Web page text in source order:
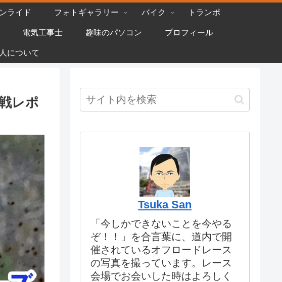
ライド フォトギャラリー バイク トランポ
電気工事士 趣味のパソコン プロフィール
について
レポ
Tsuka San
「今しかできないことを今やる
ぞ！！」を合言葉に、道内で開
催されているオフロードレース
の写真を撮っています。レース
会場でお会いした時はよろしく